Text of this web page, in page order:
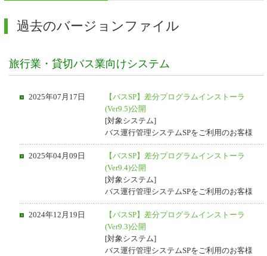
過去のバージョンファイル
旅行業・貸切バス業向けシステム
2025年07月17日
【バスSP】差分プログラムインストーラ
(Ver9.5)公開
[対象システム]
バス運行管理システムSPをご利用のお客様
2025年04月09日
【バスSP】差分プログラムインストーラ
(Ver9.4)公開
[対象システム]
バス運行管理システムSPをご利用のお客様
2024年12月19日
【バスSP】差分プログラムインストーラ
(Ver9.3)公開
[対象システム]
バス運行管理システムSPをご利用のお客様